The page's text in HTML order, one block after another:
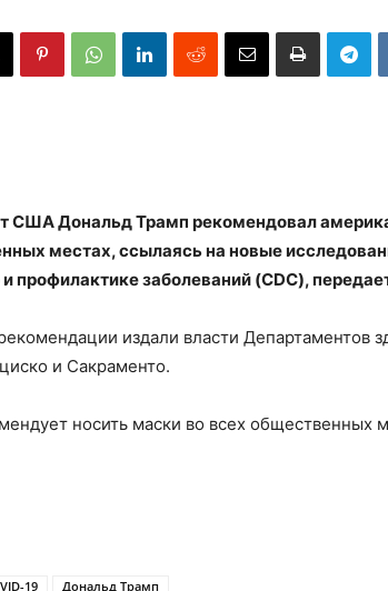
США Дональд Трамп рекомендовал
местах, ссылаясь на новые
профилактике заболеваний (CDC),
издали власти Департаментов
и Сакраменто.
носить маски во всех общественных
19 Дональд Трамп